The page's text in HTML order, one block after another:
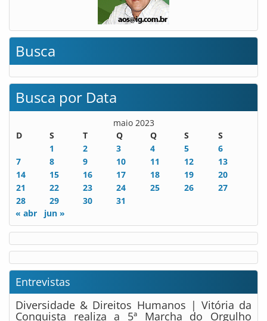
Busca
Busca por Data
maio 2023
D
S T Q Q S
S
1
2 3 4 5
6
7
8 9 10 11 12
13
14
15 16 17 18 19
20
21
22 23 24 25 26
27
28
29 30
31
« abr
jun »
Entrevistas
Diversidade & Direitos Humanos | Vitória da
Conquista realiza a 5ª Marcha do Orgulho